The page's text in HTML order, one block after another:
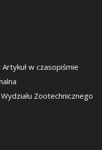
Artykuł w czasopiśmie
Zootechnicznego